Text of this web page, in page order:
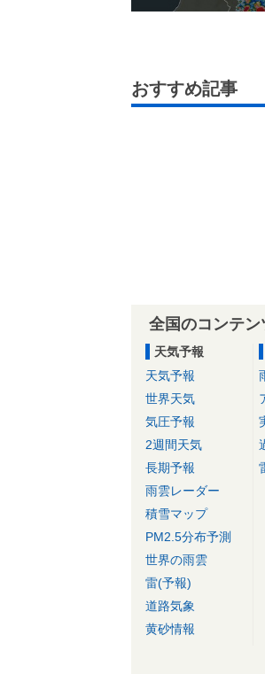
おすすめ記事
全国のコンテン
天気予報
天気予報
世界天気
気圧予報
2週間天気
長期予報
雨雲レーダー
積雪マップ
PM2.5分布予測
世界の雨雲
雷(予報)
道路気象
黄砂情報